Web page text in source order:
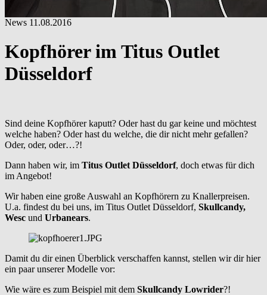
News 11.08.2016
Kopfhörer im Titus Outlet
Düsseldorf
Sind deine Kopfhörer kaputt? Oder hast du gar keine und möchtest
welche haben? Oder hast du welche, die dir nicht mehr gefallen?
Oder, oder, oder…?!
Dann haben wir, im Titus Outlet Düsseldorf, doch etwas für dich
im Angebot!
Wir haben eine große Auswahl an Kopfhörern zu Knallerpreisen.
U.a. findest du bei uns, im Titus Outlet Düsseldorf, Skullcandy,
Wesc und Urbanears.
Damit du dir einen Überblick verschaffen kannst, stellen wir dir hier
ein paar unserer Modelle vor:
Wie wäre es zum Beispiel mit dem Skullcandy Lowrider?!